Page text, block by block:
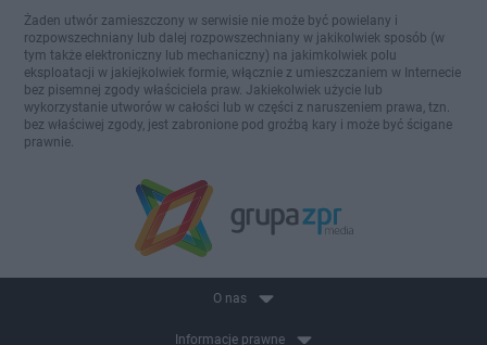
Żaden utwór zamieszczony w serwisie nie może być powielany i
rozpowszechniany lub dalej rozpowszechniany w jakikolwiek sposób (w
tym także elektroniczny lub mechaniczny) na jakimkolwiek polu
eksploatacji w jakiejkolwiek formie, włącznie z umieszczaniem w Internecie
bez pisemnej zgody właściciela praw. Jakiekolwiek użycie lub
wykorzystanie utworów w całości lub w części z naruszeniem prawa, tzn.
bez właściwej zgody, jest zabronione pod groźbą kary i może być ścigane
prawnie.
O nas
Informacje prawne